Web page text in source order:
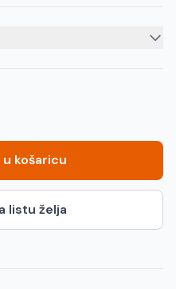
u košaricu
listu želja